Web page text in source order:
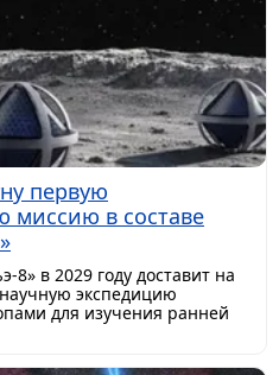
первую
миссию в составе
8» в 2029 году доставит на
экспедицию
для изучения ранней